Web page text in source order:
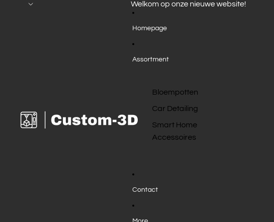
Welkom op onze nieuwe website!
Homepage
Assortment
Bloempotten
Car Detailing
Smart Home
Accessoires
Contact